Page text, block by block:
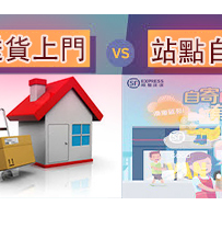
$2,500